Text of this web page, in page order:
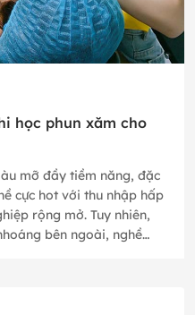
học phun xăm cho
mỡ đầy tiềm năng, đặc
cực hot với thu nhập hấp
rộng mở. Tuy nhiên,
bên ngoài, nghề